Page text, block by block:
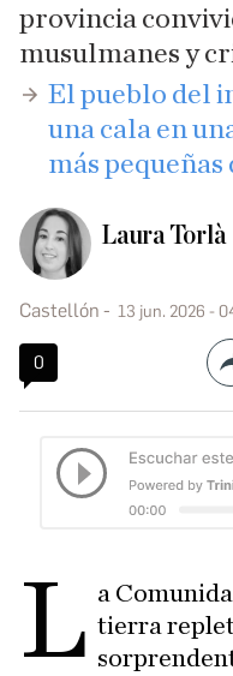
provincia
musulmanes y
​El pueblo del
una cala en
más pequeñas
Laura Torlà
Castellón 13 jun. 2026 -
0
L a
tierra